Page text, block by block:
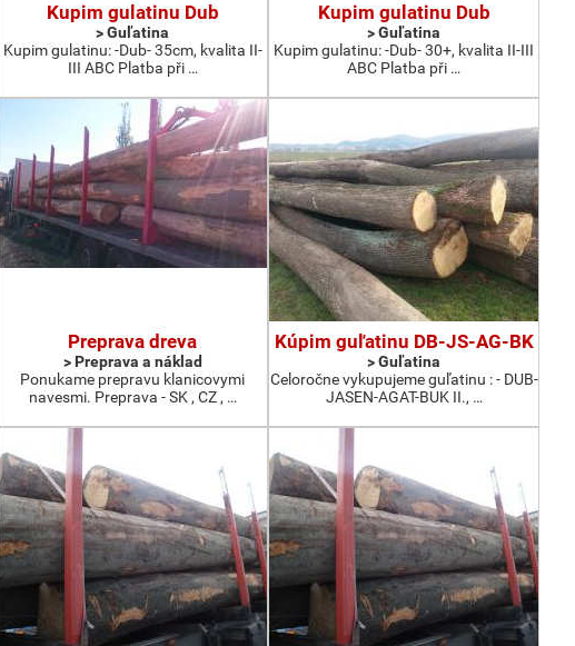
Kupim gulatinu Dub
> Guľatina
Kupim gulatinu: -Dub- 35cm, kvalita II-
III ABC Platba při …
Kupim gulatinu Dub
> Guľatina
Kupim gulatinu: -Dub- 30+, kvalita II-III
ABC Platba při …
Preprava dreva
> Preprava a náklad
Ponukame prepravu klanicovymi
navesmi. Preprava - SK , CZ , …
Kúpim guľatinu DB-JS-AG-BK
> Guľatina
Celoročne vykupujeme guľatinu : - DUB-
JASEN-AGAT-BUK II., …